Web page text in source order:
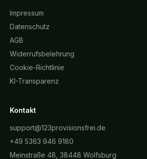
Impressum
Datenschutz
AGB
Widerrufsbelehrung
Cookie-Richtlinie
KI-Transparenz
Kontakt
support@123provisionsfrei.de
+49 5363 946 9180
Meinstraße 48, 38448 Wolfsburg